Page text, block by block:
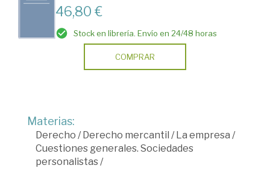
46,80 €
Stock en librería. Envío en 24/48 horas
COMPRAR
Materias:
Derecho / Derecho mercantil / La empresa /
Cuestiones generales. Sociedades
personalistas/